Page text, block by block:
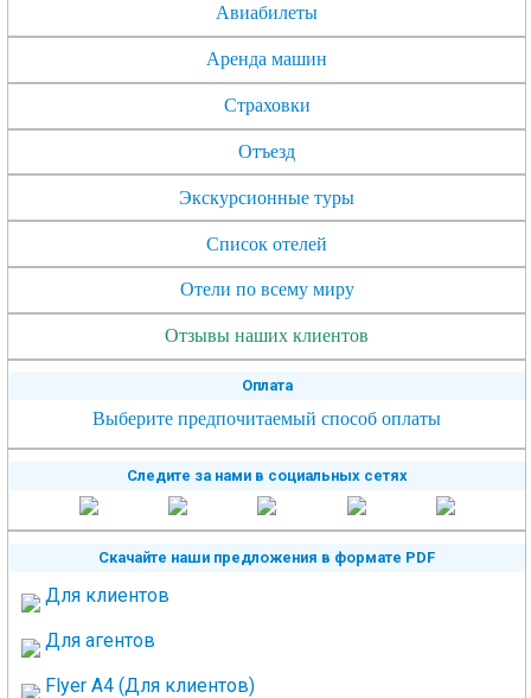
Авиабилеты
Аренда машин
Страховки
Отъезд
Экскурсионные туры
Список отелей
Отели по всему миру
Отзывы наших клиентов
Оплата
Выберите предпочитаемый способ оплаты
Следите за нами в социальных сетях
Скачайте наши предложения в формате PDF
Для клиентов
Для агентов
Flyer A4 (Для клиентов)